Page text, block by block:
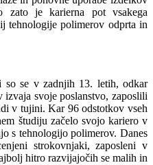
zato je karierna pot vsakega
tehnologije polimerov odprta in
so se v zadnjih 13. letih, odkar
svoje poslanstvo, zaposlili
v tujini. Kar 96 odstotkov vseh
študiju začelo svojo kariero v
s tehnologijo polimerov. Danes
strokovnjaki, zaposleni v
hitro razvijajočih se malih in